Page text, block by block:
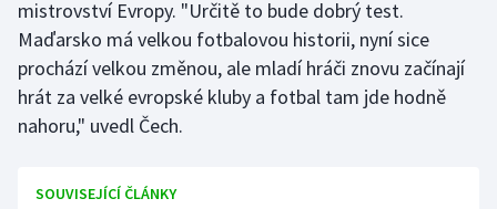
Krasobruslení
Lezení
Moderní pětiboj
mistrovství Evropy. "Určitě to bude dobrý test.
Maďarsko má velkou fotbalovou historii, nyní sice
prochází velkou změnou, ale mladí hráči znovu začínají
hrát za velké evropské kluby a fotbal tam jde hodně
nahoru," uvedl Čech.
SOUVISEJÍCÍ ČLÁNKY